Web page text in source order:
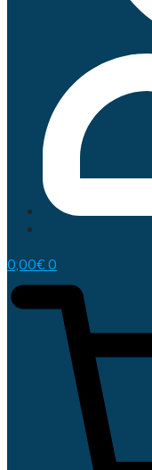
0,00€ 0